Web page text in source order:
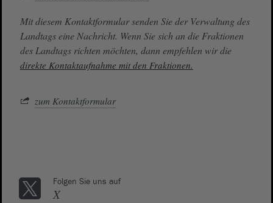
Mit diesem Kontaktformular senden Sie der Verwaltung des
Landtags eine Nachricht. Wenn Sie sich an die Fraktionen
des Landtags richten möchten, dann empfehlen wir die
direkte Kontaktaufnahme mit den Fraktionen.
zum Kontaktformular
Folgen Sie uns auf
X